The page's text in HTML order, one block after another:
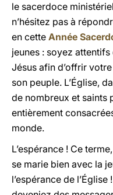
le sacerdoce
n’hésitez pas à
en cette Année
jeunes : soyez
Jésus afin d’offrir
son peuple. L’Église,
de nombreux et saints
entièrement
monde.
L’espérance ! Ce
se marie bien avec la
l’espérance de